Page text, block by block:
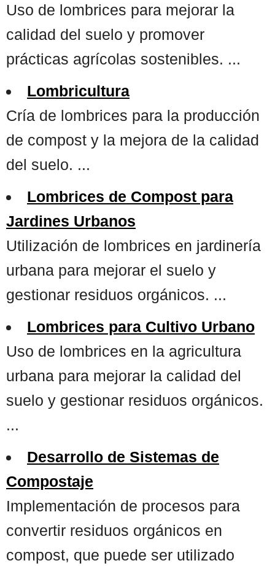
Uso de lombrices para mejorar la
calidad del suelo y promover
prácticas agrícolas sostenibles. ...
Lombricultura
Cría de lombrices para la producción
de compost y la mejora de la calidad
del suelo. ...
Lombrices de Compost para
Jardines Urbanos
Utilización de lombrices en jardinería
urbana para mejorar el suelo y
gestionar residuos orgánicos. ...
Lombrices para Cultivo Urbano
Uso de lombrices en la agricultura
urbana para mejorar la calidad del
suelo y gestionar residuos orgánicos.
...
Desarrollo de Sistemas de
Compostaje
Implementación de procesos para
convertir residuos orgánicos en
compost, que puede ser utilizado